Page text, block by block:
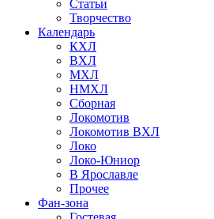
Статьи
Творчество
Календарь
КХЛ
ВХЛ
МХЛ
НМХЛ
Сборная
Локомотив
Локомотив ВХЛ
Локо
Локо-Юниор
В Ярославле
Прочее
Фан-зона